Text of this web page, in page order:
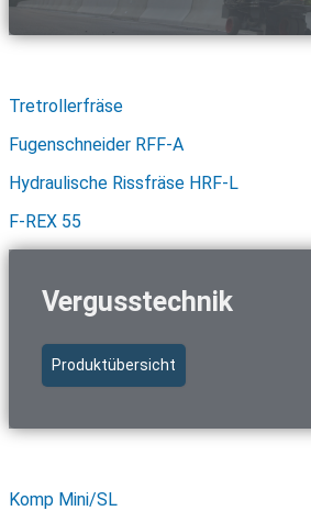
Tretrollerfräse
Fugenschneider RFF-A
Hydraulische Rissfräse HRF-L
F-REX 55
Vergusstechnik
Produktübersicht
Komp Mini/SL